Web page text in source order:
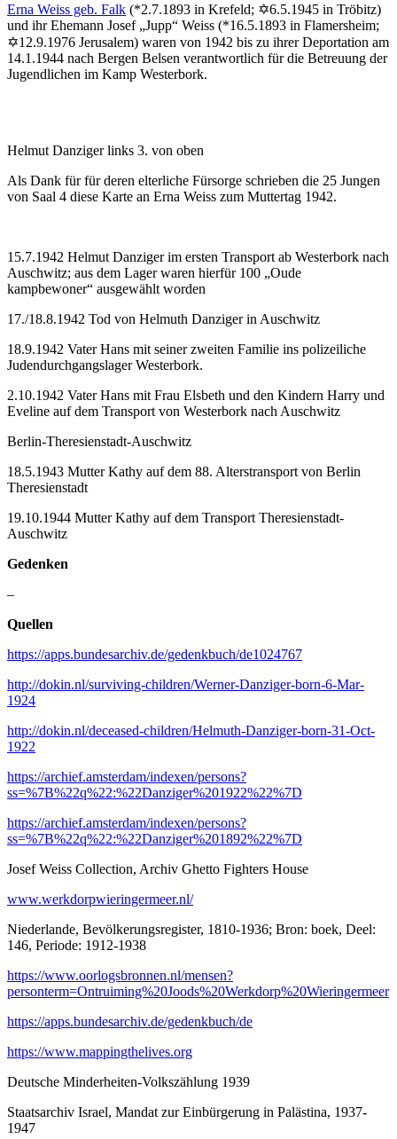
Erna Weiss geb. Falk (*2.7.1893 in Krefeld; ✡6.5.1945 in Tröbitz)
und ihr Ehemann Josef „Jupp“ Weiss (*16.5.1893 in Flamersheim;
✡12.9.1976 Jerusalem) waren von 1942 bis zu ihrer Deportation am
14.1.1944 nach Bergen Belsen verantwortlich für die Betreuung der
Jugendlichen im Kamp Westerbork.
Helmut Danziger links 3. von oben
Als Dank für für deren elterliche Fürsorge schrieben die 25 Jungen
von Saal 4 diese Karte an Erna Weiss zum Muttertag 1942.
15.7.1942 Helmut Danziger im ersten Transport ab Westerbork nach
Auschwitz; aus dem Lager waren hierfür 100 „Oude
kampbewoner“ ausgewählt worden
17./18.8.1942 Tod von Helmuth Danziger in Auschwitz
18.9.1942 Vater Hans mit seiner zweiten Familie ins polizeiliche
Judendurchgangslager Westerbork.
2.10.1942 Vater Hans mit Frau Elsbeth und den Kindern Harry und
Eveline auf dem Transport von Westerbork nach Auschwitz
Berlin-Theresienstadt-Auschwitz
18.5.1943 Mutter Kathy auf dem 88. Alterstransport von Berlin
Theresienstadt
19.10.1944 Mutter Kathy auf dem Transport Theresienstadt-
Auschwitz
Gedenken
–
Quellen
https://apps.bundesarchiv.de/gedenkbuch/de1024767
http://dokin.nl/surviving-children/Werner-Danziger-born-6-Mar-
1924
http://dokin.nl/deceased-children/Helmuth-Danziger-born-31-Oct-
1922
https://archief.amsterdam/indexen/persons?
ss=%7B%22q%22:%22Danziger%201922%22%7D
https://archief.amsterdam/indexen/persons?
ss=%7B%22q%22:%22Danziger%201892%22%7D
Josef Weiss Collection, Archiv Ghetto Fighters House
www.werkdorpwieringermeer.nl/
Niederlande, Bevölkerungsregister, 1810-1936; Bron: boek, Deel:
146, Periode: 1912-1938
https://www.oorlogsbronnen.nl/mensen?
personterm=Ontruiming%20Joods%20Werkdorp%20Wieringermeer
https://apps.bundesarchiv.de/gedenkbuch/de
https://www.mappingthelives.org
Deutsche Minderheiten-Volkszählung 1939
Staatsarchiv Israel, Mandat zur Einbürgerung in Palästina, 1937-
1947